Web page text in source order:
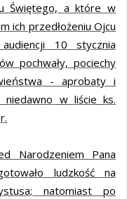
Świętego, a które w
ich przedłożeniu Ojcu
10 stycznia
pochwały, pociechy
- aprobaty i
niedawno w liście ks.
Narodzeniem Pana
ludzkość na
natomiast po